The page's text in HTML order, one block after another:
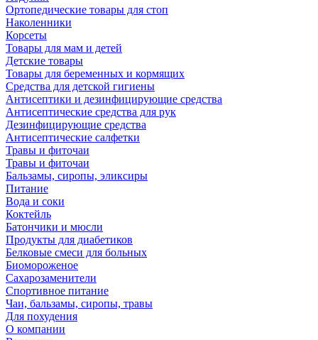
Ортопедические товары для стоп
Наколенники
Корсеты
Товары для мам и детей
Детские товары
Товары для беременных и кормящих
Средства для детской гигиены
Антисептики и дезинфицирующие средства
Антисептические средства для рук
Дезинфицирующие средства
Антисептические салфетки
Травы и фиточаи
Травы и фиточаи
Бальзамы, сиропы, эликсиры
Питание
Вода и соки
Коктейль
Батончики и мюсли
Продукты для диабетиков
Белковые смеси для больных
Биомороженое
Сахарозаменители
Спортивное питание
Чаи, бальзамы, сиропы, травы
Для похудения
О компании